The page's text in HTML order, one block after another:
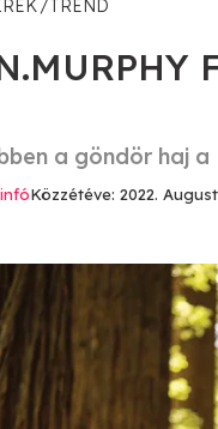
TREND
a göndör haj
Közzétéve: 2022.